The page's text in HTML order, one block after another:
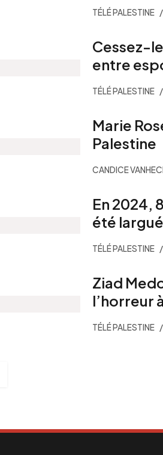
TÉLÉ PALESTINE
Cessez-
entre
TÉLÉ PALESTINE
Marie
Palestine
CANDICE
En 2024,
été
TÉLÉ PALESTINE
Ziad
l’horreur
TÉLÉ PALESTINE